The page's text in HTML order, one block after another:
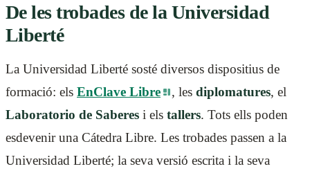
De les trobades de la Universidad
Liberté
La Universidad Liberté sosté diversos dispositius de
formació: els EnClave Libre , les diplomatures, el
Laboratorio de Saberes i els tallers. Tots ells poden
esdevenir una Cátedra Libre. Les trobades passen a la
Universidad Liberté; la seva versió escrita i la seva